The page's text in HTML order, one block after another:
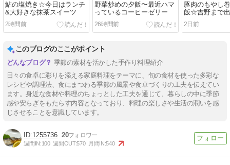
鮎の塩焼き☆今日はランチ
&大好きな抹茶スイーツ
2時間前
野菜炒めの夕飯〜最近ハマ
っているコーヒーゼリー
26時間前
豚肉のもやし
飯☆吉野まで
ど。。。
2日前
このブログのここがポイント
季節の素材を活かした手作り料理紹介
日々の食卓に彩りを添える家庭料理をテーマに、旬の食材を使った多彩な
レシピや調理法、食にまつわる季節の風景や食卓づくりの工夫を伝えてい
ます。身近な食材や料理のちょっとした工夫を通じて、暮らしの中に季節
感や安らぎをもたらす内容となっており、料理の楽しさや生活の潤いを感
じさせることを意識しています。
1255736 20
週間IN:100 週間OUT:570 月間IN:540